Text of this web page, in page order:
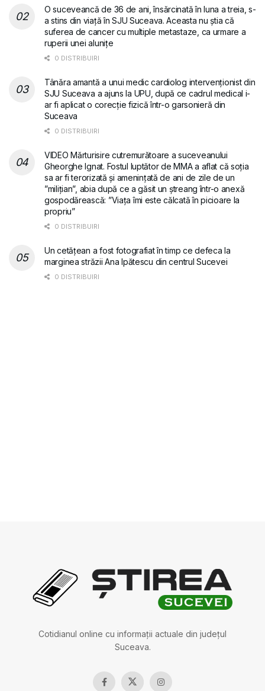
O suceveancă de 36 de ani, însărcinată în luna a treia, s-
a stins din viață în SJU Suceava. Aceasta nu știa că
suferea de cancer cu multiple metastaze, ca urmare a
ruperii unei alunițe
0 DISTRIBUIRI
Tânăra amantă a unui medic cardiolog intervenționist din
SJU Suceava a ajuns la UPU, după ce cadrul medical i-
ar fi aplicat o corecție fizică într-o garsonieră din
Suceava
0 DISTRIBUIRI
VIDEO Mărturisire cutremurătoare a suceveanului
Gheorghe Ignat. Fostul luptător de MMA a aflat că soția
sa ar fi terorizată și amenințată de ani de zile de un
”milițian”, abia după ce a găsit un ștreang într-o anexă
gospodărească: ”Viața îmi este călcată în picioare la
propriu”
0 DISTRIBUIRI
Un cetățean a fost fotografiat în timp ce defeca la
marginea străzii Ana Ipătescu din centrul Sucevei
0 DISTRIBUIRI
Cotidianul online cu informații actuale din județul
Suceava.